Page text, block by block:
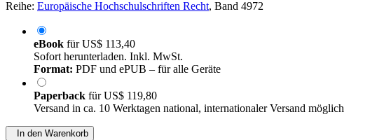
Reihe: Europäische Hochschulschriften Recht, Band 4972
eBook fürUS$ 113,40
Sofort herunterladen. Inkl. MwSt.
Format: PDF und ePUB – für alle Geräte
Paperback fürUS$ 119,80
Versand in ca. 10 Werktagen national, internationaler Versand möglich
In den Warenkorb